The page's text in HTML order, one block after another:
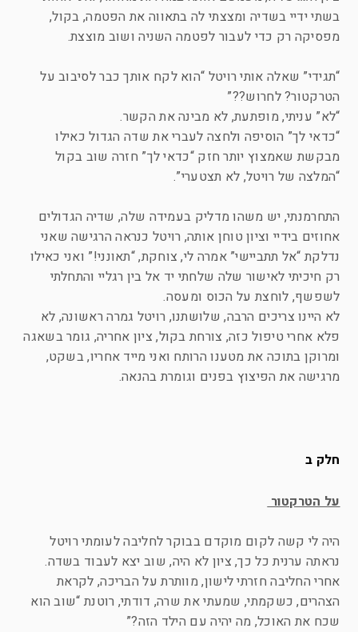
בשתי ידיי בשדיה ומצצתי לה בתאווה את הפטמה, בקול,
מפסיקה רק כדי לעבור לפטמה השניה ושוב מוצצת.
“תגידי” שאלה אותי רויטל “הוא לקח אותך כבר לסיבוב על
הטרקטור? לחרוש??”
“לא” עניתי, מופתעת, לא מבינה את הקשר.
“כדאי לך” הוסיפה ולחצה לעברי את שדה הגדול כאילו
מבקשת שאמצוץ יותר חזק “כדאי לך” חזרה שוב בקול
“המלצה של רויטל, לא תצטערי”.
התחרמנתי, יש משהו מדליק בעמידה שלה, שדיה הגדולים
אחוזים בידיי וציון טוחן אותה, רויטל כנראה הרגישה שאני
נדלקת “אל תתביישי” אמרה לי, צוחקת, “תאונני!” ואני כאילו
רק חיכיתי לאישור שלה שלחתי יד אל בין רגליי והתחלתי
לשפשף, לוחצת על הכוס ומעסה.
לא היינו צריכים הרבה, שלושתנו, רויטל גמרה ראשונה, לא
פלא אחרי טיפול כזה, צורחת בקול, ציון אחריה, גומר בשאגה
ומרוקן בתוכה את מטענו הרותח ואני מייד אחריו, בשקט,
מרגישה את הפיצוץ בפנים וגומרת בהנאה.
חלק ב
על הטרקטור
היה לי קשה לקום מוקדם בבוקר לחליבה לעומתי רויטל
נראתה ערנית כל כך, ציון לא היה, שוב יצא לעבוד בשדה.
אחרי החליבה חזרתי לישון, מוותרת על הבריכה, לקראת
הצהרים, כשקמתי, שמעתי את שרה, דודתי, רוטנת “שוב הוא
שכח את האוכל, מה יהיה עם הילד הזה?”